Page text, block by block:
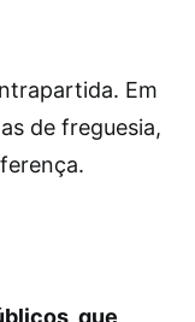
Em
de freguesia,
que